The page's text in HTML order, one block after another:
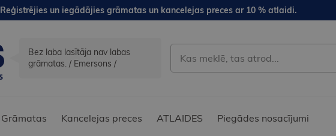
Reģistrējies un iegādājies grāmatas un kancelejas preces ar 10 % atlaidi.
Bez laba lasītāja nav labas
grāmatas. / Emersons /
Grāmatas Kancelejas preces ATLAIDES Piegādes nosacījumi